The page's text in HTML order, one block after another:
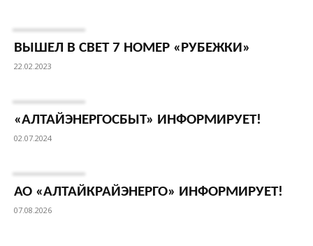
ВЫШЕЛ В СВЕТ 7 НОМЕР «РУБЕЖКИ»
22.02.2023
«АЛТАЙЭНЕРГОСБЫТ» ИНФОРМИРУЕТ!
02.07.2024
АО «АЛТАЙКРАЙЭНЕРГО» ИНФОРМИРУЕТ!
07.08.2026